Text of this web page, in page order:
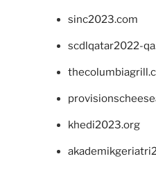
sinc2023.com
scdlqatar2022-
khedi2023.org